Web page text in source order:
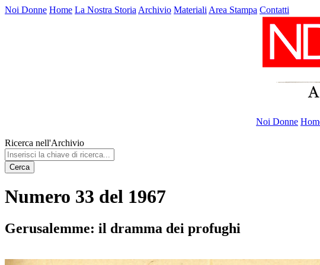
Noi Donne Home La Nostra Storia Archivio Materiali Area Stampa Contatti
Noi Donne
Ricerca nell'Archivio
Cerca
Numero 33 del 1967
Gerusalemme: il dramma dei profughi